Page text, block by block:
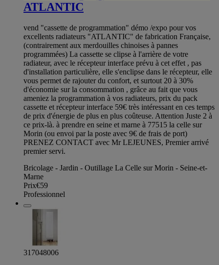
ATLANTIC
vend "cassette de programmation" démo /expo pour vos
excellents radiateurs "ATLANTIC" de fabrication Française,
(contrairement aux merdouilles chinoises à pannes
programmées) La cassette se clipse à l'arrière de votre
radiateur, avec le récepteur interface prévu à cet effet , pas
d'installation particulière, elle s'enclipse dans le récepteur, elle
vous permet de rajouter du confort, et surtout 20 à 30%
d'économie sur la consommation , grâce au fait que vous
ameniez la programmation à vos radiateurs, prix du pack
cassette et récepteur interface 59€ très intéressant en ces temps
de prix d'énergie de plus en plus coûteuse. Attention Juste 2 à
ce prix-là. à prendre en seine et marne à 77515 la celle sur
Morin (ou envoi par la poste avec 9€ de frais de port)
PRENEZ CONTACT avec Mr LEJEUNES, Premier arrivé
premier servi.
Bricolage - Jardin - Outillage La Celle sur Morin - Seine-et-
Marne
Prix€59
Professionnel
317048006